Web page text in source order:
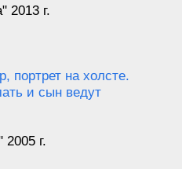
2013 г.
2005 г.